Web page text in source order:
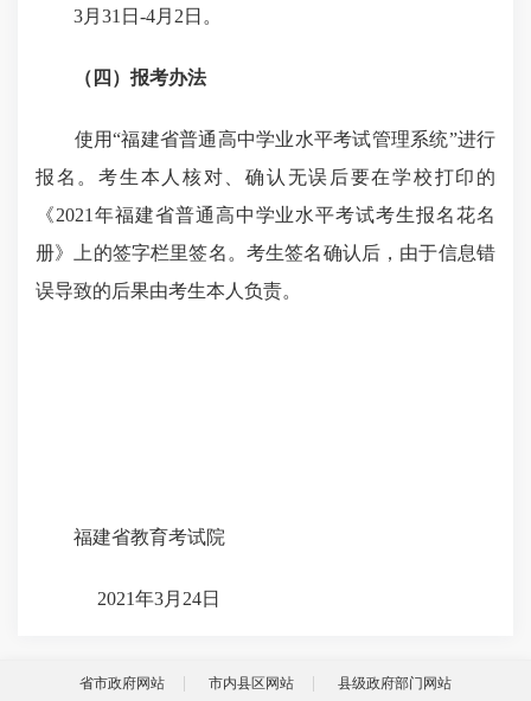
3月31日-4月2日。
（四）报考办法
使用“福建省普通高中学业水平考试管理系统”进行
报名。考生本人核对、确认无误后要在学校打印的
《2021年福建省普通高中学业水平考试考生报名花名
册》上的签字栏里签名。考生签名确认后，由于信息错
误导致的后果由考生本人负责。
福建省教育考试院
2021年3月24日
省市政府网站 市内县区网站 县级政府部门网站